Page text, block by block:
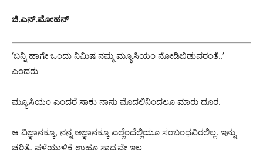
ಜಿ.ಎನ್.ಮೋಹನ್
‘ಬನ್ನಿ ಹಾಗೇ ಒಂದು ನಿಮಿಷ ನಮ್ಮ ಮ್ಯೂಸಿಯಂ ನೋಡಿಬಿಡುವರಂತೆ..’
ಎಂದರು
ಮ್ಯೂಸಿಯಂ ಎಂದರೆ ಸಾಕು ನಾನು ಮೊದಲಿನಿಂದಲೂ ಮಾರು ದೂರ.
ಆ ವಿಜ್ಞಾನಕ್ಕೂ, ನನ್ನ ಅಜ್ಞಾನಕ್ಕೂ ಎಲ್ಲೆಂದೆಲ್ಲಿಯೂ ಸಂಬಂಧವಿರಲಿಲ್ಲ. ಇನ್ನು
ಚರಿತ್ರೆ, ಪಳೆಯುಳಿಕೆ ಉಹ್ಞೂ ಸಾಧ್ಯವೇ ಇಲ್ಲ